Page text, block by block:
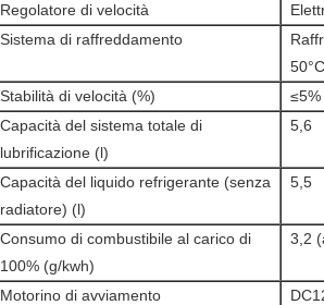
Regolatore di velocità
Sistema di raffreddamento
Stabilità di velocità (%)
≤5%
Capacità del sistema totale di
lubrificazione (l)
5,6
Capacità del liquido refrigerante (senza
radiatore) (l)
5,5
Consumo di combustibile al carico di
100% (g/kwh)
3,2
Motorino di avviamento